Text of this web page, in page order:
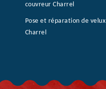
couvreur Charrel
Pose et réparation de velux
Charrel